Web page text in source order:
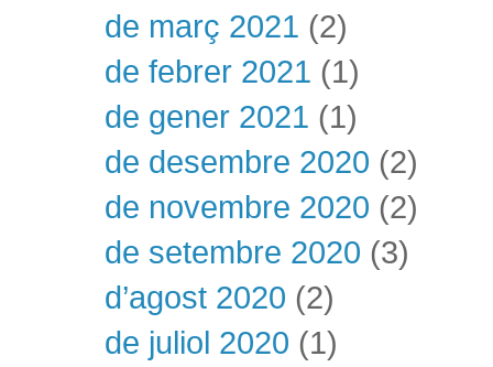
de març 2021 (2)
de febrer 2021 (1)
de gener 2021 (1)
de desembre 2020 (2)
de novembre 2020 (2)
de setembre 2020 (3)
d’agost 2020 (2)
de juliol 2020 (1)